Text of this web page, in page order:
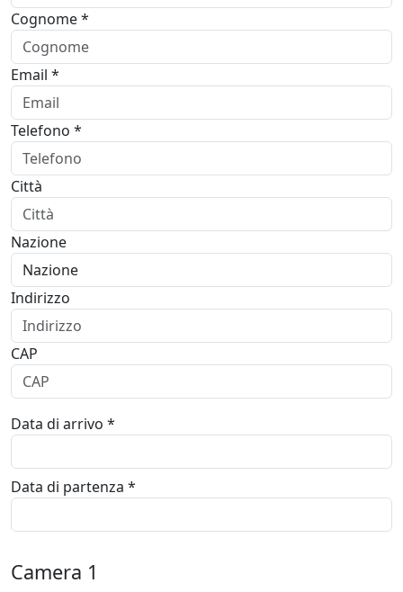
Cognome *
Email *
Telefono *
Città
Nazione
Indirizzo
CAP
Data di arrivo *
Data di partenza *
Camera 1